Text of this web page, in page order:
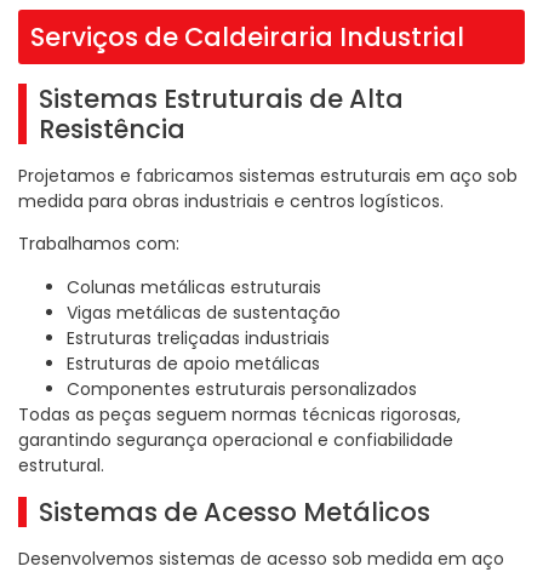
Serviços de Caldeiraria Industrial
Sistemas Estruturais de Alta
Resistência
Projetamos e fabricamos sistemas estruturais em aço sob
medida para obras industriais e centros logísticos.
Trabalhamos com:
Colunas metálicas estruturais
Vigas metálicas de sustentação
Estruturas treliçadas industriais
Estruturas de apoio metálicas
Componentes estruturais personalizados
Todas as peças seguem normas técnicas rigorosas,
garantindo segurança operacional e confiabilidade
estrutural.
Sistemas de Acesso Metálicos
Desenvolvemos sistemas de acesso sob medida em aço